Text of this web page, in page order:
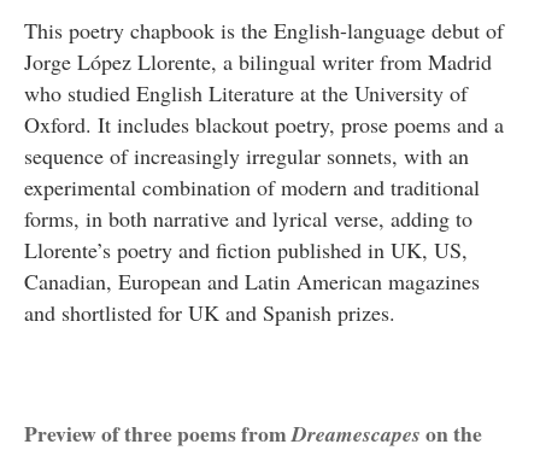
This poetry chapbook is the English-language debut of
Jorge López Llorente, a bilingual writer from Madrid
who studied English Literature at the University of
Oxford. It includes blackout poetry, prose poems and a
sequence of increasingly irregular sonnets, with an
experimental combination of modern and traditional
forms, in both narrative and lyrical verse, adding to
Llorente’s poetry and fiction published in UK, US,
Canadian, European and Latin American magazines
and shortlisted for UK and Spanish prizes.
Preview of three poems fromDreamescapes on the